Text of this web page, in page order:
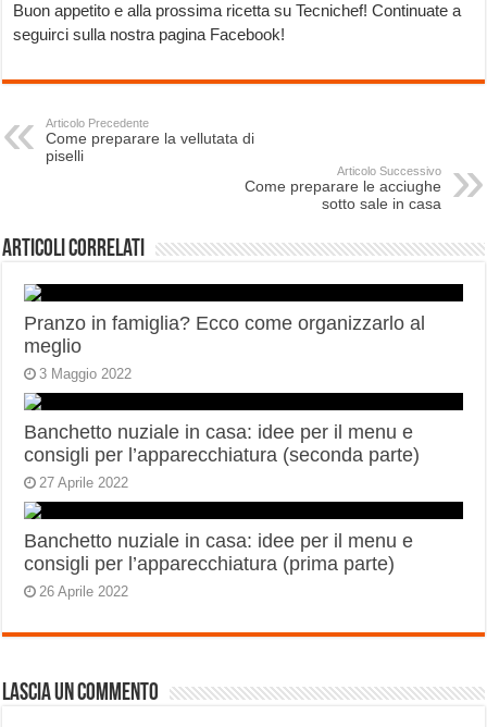
Buon appetito e alla prossima ricetta su Tecnichef! Continuate a
seguirci sulla nostra pagina Facebook!
Articolo Precedente
Come preparare la vellutata di
piselli
Articolo Successivo
Come preparare le acciughe
sotto sale in casa
Articoli correlati
Pranzo in famiglia? Ecco come organizzarlo al
meglio
3 Maggio 2022
Banchetto nuziale in casa: idee per il menu e
consigli per l’apparecchiatura (seconda parte)
27 Aprile 2022
Banchetto nuziale in casa: idee per il menu e
consigli per l’apparecchiatura (prima parte)
26 Aprile 2022
Lascia un commento